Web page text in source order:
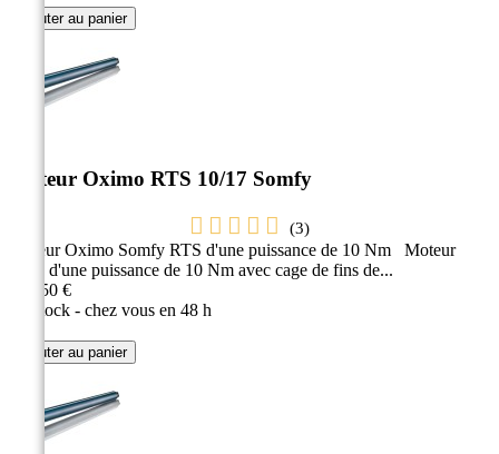
Ajouter au panier
Moteur Oximo RTS 10/17 Somfy
(3)
Moteur Oximo Somfy RTS d'une puissance de 10 Nm Moteur
radio d'une puissance de 10 Nm avec cage de fins de...
232,50 €
En stock - chez vous en 48 h
Ajouter au panier